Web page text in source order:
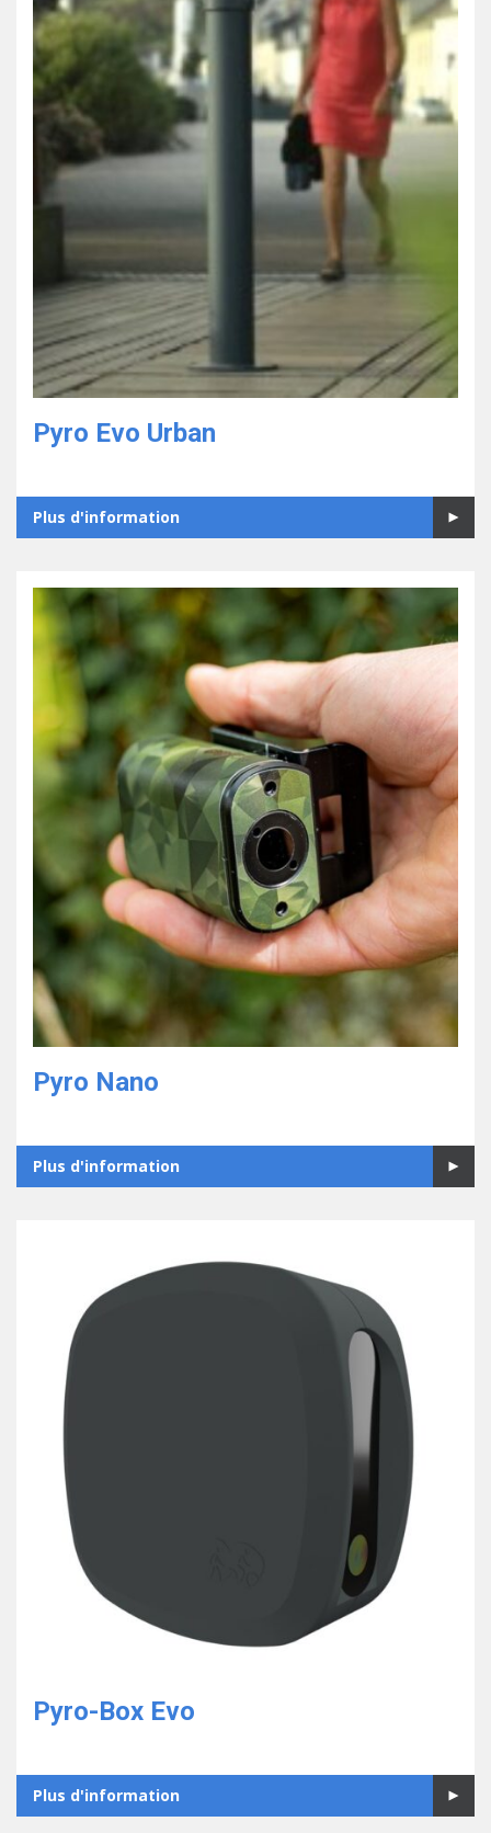
Pyro Evo Urban
Plus d'information
Pyro Nano
Plus d'information
Pyro-Box Evo
Plus d'information